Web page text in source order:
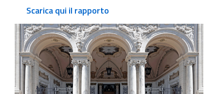
Scarica qui il rapporto